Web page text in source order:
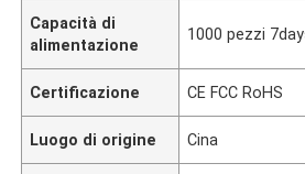
Capacità di
alimentazione
1000 pezzi
Certificazione CE FCC RoHS
Luogo di origine Cina